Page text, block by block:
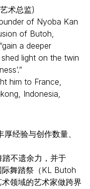
术总监)
of Nyoba Kan
of Butoh,
a deeper
light on the twin
him to France,
Indonesia,
经验与创作数量、
不遗余力，并于
舞踏祭（KL Butoh
领域的艺术家做跨界